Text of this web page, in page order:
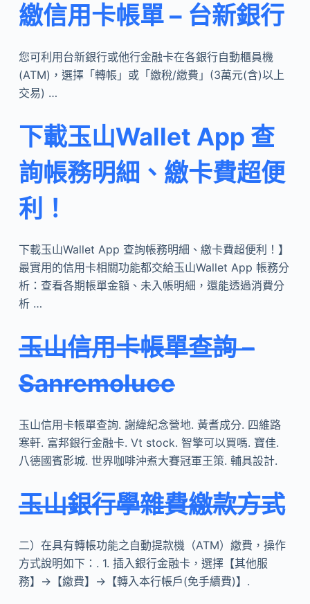
繳信用卡帳單 – 台新銀行
您可利用台新銀行或他行金融卡在各銀行自動櫃員機
(ATM)，選擇「轉帳」或「繳稅/繳費」(3萬元(含)以上
交易) …
下載玉山Wallet App 查
詢帳務明細、繳卡費超便
利！
下載玉山Wallet App 查詢帳務明細、繳卡費超便利！】
最實用的信用卡相關功能都交給玉山Wallet App 帳務分
析：查看各期帳單金額、未入帳明細，還能透過消費分
析 …
玉山信用卡帳單查詢 –
Sanremoluce
玉山信用卡帳單查詢. 謝緯紀念營地. 黃耆成分. 四維路
寒軒. 富邦銀行金融卡. Vt stock. 智擎可以買嗎. 寶佳.
八德國賓影城. 世界咖啡沖煮大賽冠軍王策. 輔具設計.
玉山銀行學雜費繳款方式
二）在具有轉帳功能之自動提款機（ATM）繳費，操作
方式說明如下：. 1. 插入銀行金融卡，選擇【其他服
務】->【繳費】->【轉入本行帳戶(免手續費)】.